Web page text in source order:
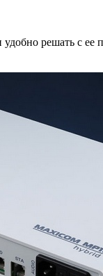
удобно решать с